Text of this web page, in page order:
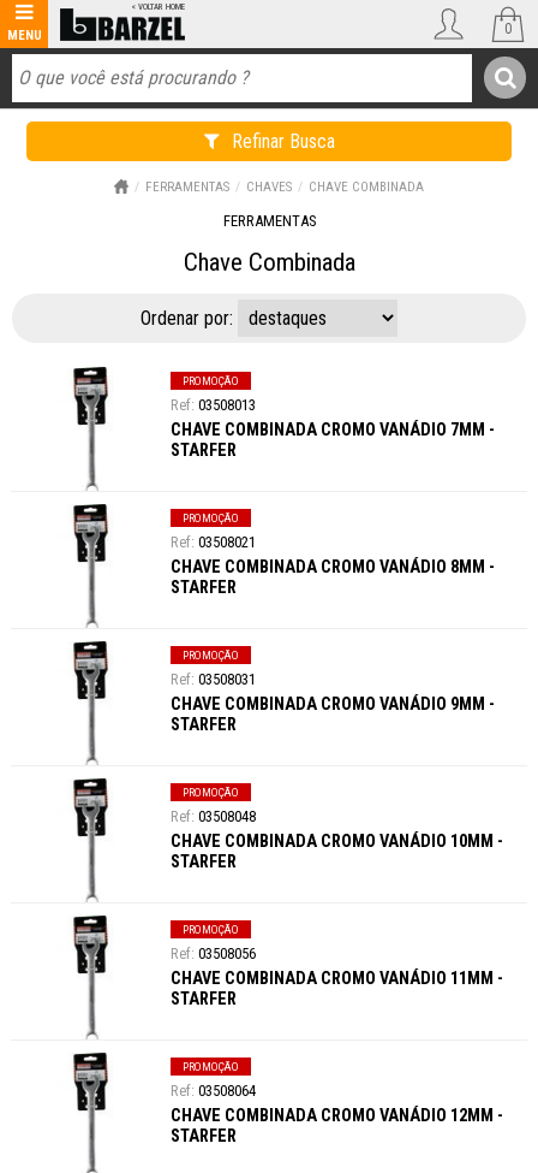
Refinar Busca
0
FERRAMENTAS CHAVES CHAVE COMBINADA
FERRAMENTAS
Chave Combinada
Ordenar por:
PROMOÇÃO
03508013
CHAVE COMBINADA CROMO VANÁDIO 7MM -
STARFER
PROMOÇÃO
03508021
CHAVE COMBINADA CROMO VANÁDIO 8MM -
STARFER
PROMOÇÃO
03508031
CHAVE COMBINADA CROMO VANÁDIO 9MM -
STARFER
PROMOÇÃO
03508048
CHAVE COMBINADA CROMO VANÁDIO 10MM -
STARFER
PROMOÇÃO
03508056
CHAVE COMBINADA CROMO VANÁDIO 11MM -
STARFER
PROMOÇÃO
03508064
CHAVE COMBINADA CROMO VANÁDIO 12MM -
STARFER